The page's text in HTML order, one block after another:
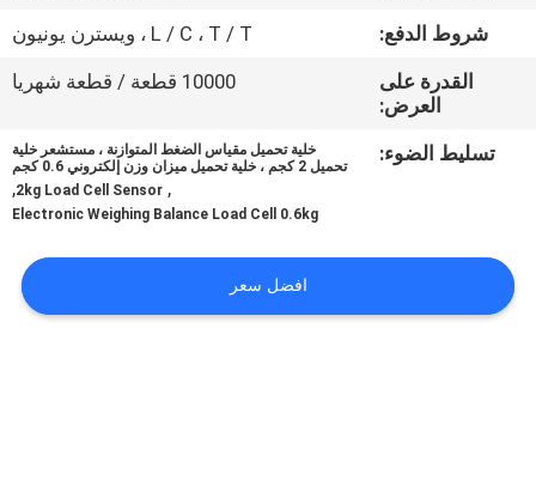
رقابة
جودة
اتصل
اطلب
اقتباس
شروط الدفع:
L / C ، T / T ، ويسترن يونيون
القدرة على
العرض:
10000 قطعة / قطعة شهريا
تسليط الضوء:
خلية تحميل مقياس الضغط المتوازنة ، مستشعر خلية
تحميل 2 كجم ، خلية تحميل ميزان وزن إلكتروني 0.6 كجم
,
2kg Load Cell Sensor
,
Electronic Weighing Balance Load Cell 0.6kg
افضل سعر